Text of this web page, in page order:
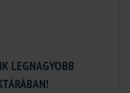
LEGNAGYOBB